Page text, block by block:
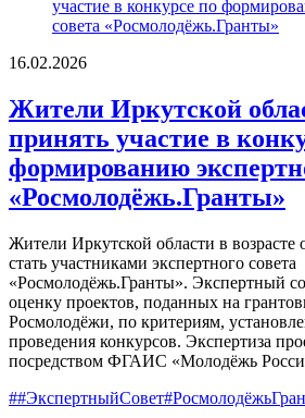
16.02.2026
Жители Иркутской
принять участие в
формированию
«Росмолодёжь.Гранты»
Жители Иркутской области в возрасте
стать участниками экспертного совета
«Росмолодёжь.Гранты». Экспертный
оценку проектов, поданных на
Росмолодёжи, по критериям,
проведения конкурсов. Экспертиза
посредством ФГАИС «Молодёжь